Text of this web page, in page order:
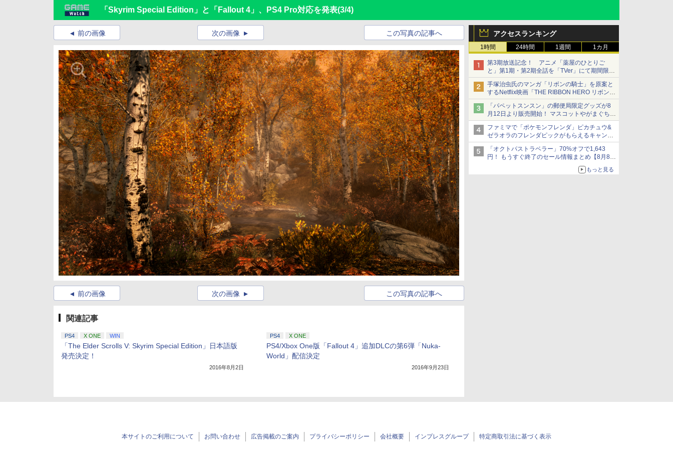
「Skyrim Special Edition」と「Fallout 4」、PS4 Pro対応を発表(3/4)
アクセスランキング
1時間 24時間 1週間 1カ月
第3期放送記念！ アニメ「薬屋のひとりご
と」第1期・第2期全話を「TVer」にて期間限定
で順次無料配信開始
手塚治虫氏のマンガ「リボンの騎士」を原案と
するNetflix映画「THE RIBBON HERO リボンヒ
ーロー」本日配信開始
「パペットスンスン」の郵便局限定グッズが8
月12日より販売開始！ マスコットやがまぐち、
レターセットなどが登場
ファミマで「ポケモンフレンダ」ピカチュウ&
ゼラオラのフレンダピックがもらえるキャンペ
ーン開催！
「オクトパストラベラー」70%オフで1,643
円！ もうすぐ終了のセール情報まとめ【8月8日
ニンテンドーeショップでは「大神 絶景版」が
もっと見る
前の画像 この写真の記事へ
次の画像
前の画像 この写真の記事へ
次の画像
関連記事
PS4 X ONE WIN
「The Elder Scrolls V: Skyrim Special Edition」日本語版
発売決定！
2016年8月2日
PS4 X ONE
PS4/Xbox One版「Fallout 4」追加DLCの第6弾「Nuka-
World」配信決定
2016年9月23日
本サイトのご利用について お問い合わせ 広告掲載のご案内 プライバシーポリシー 会社概要 インプレスグループ 特定商取引法に基づく表示